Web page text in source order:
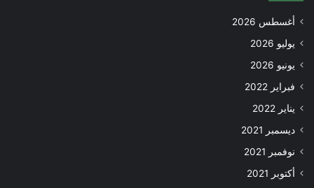
أغسطس 2026
يوليو 2026
يونيو 2026
فبراير 2022
يناير 2022
ديسمبر 2021
نوفمبر 2021
أكتوبر 2021